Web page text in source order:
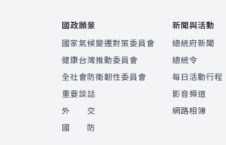
國政願景
國家氣候變遷對策委員會
健康台灣推動委員會
全社會防衛韌性委員會
重要談話
外 交
國 防
新聞與活動
總統府新聞
總統令
每日活動行程
影音頻道
網路相簿